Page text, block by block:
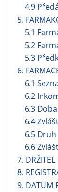
4.9
5.
5.1
5.2
5.3
6.
6.1
6.2
6.3
6.4
6.5
6.6
7. DRŽITEL
8.
9. DATUM